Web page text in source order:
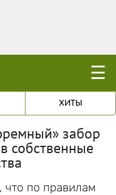
☰
ХИТЫ
забор
собственные
что по правилам